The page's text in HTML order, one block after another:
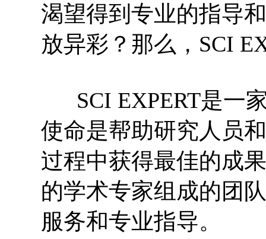
渴望得到专业的指导
放异彩？那么，SCI
SCI EXPERT是一
使命是帮助研究人员
过程中获得最佳的成
的学术专家组成的团
服务和专业指导。